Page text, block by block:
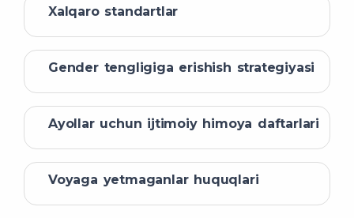
Xalqaro standartlar
Gender tengligiga erishish strategiyasi
Ayollar uchun ijtimoiy himoya daftarlari
Voyaga yetmaganlar huquqlari